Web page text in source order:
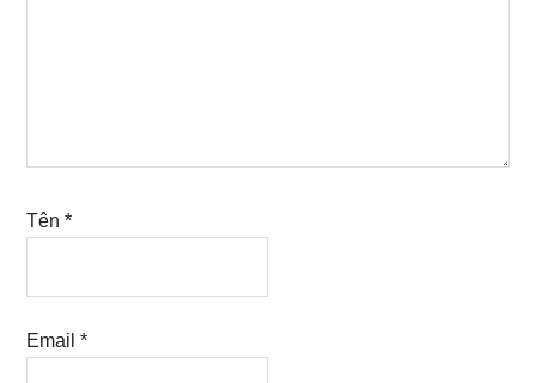
Tên*
Email*